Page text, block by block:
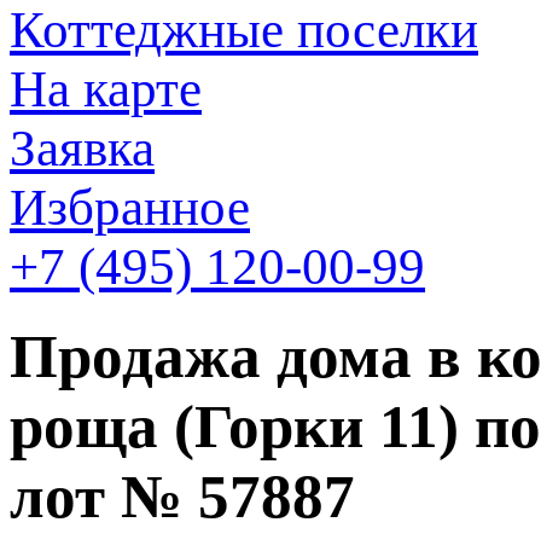
Коттеджные поселки
На карте
Заявка
Избранное
+7 (495) 120-00-99
Продажа дома в
роща (Горки 11)
лот № 57887